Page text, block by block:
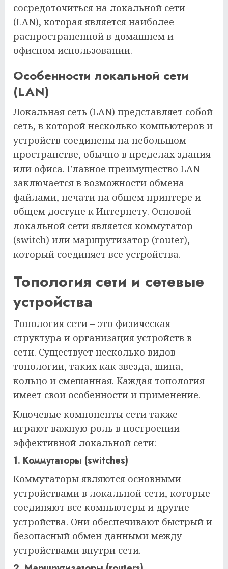
сосредоточиться на локальной сети
(LAN), которая является наиболее
распространенной в домашнем и
офисном использовании.
Особенности локальной сети
(LAN)
Локальная сеть (LAN) представляет собой
сеть, в которой несколько компьютеров и
устройств соединены на небольшом
пространстве, обычно в пределах здания
или офиса. Главное преимущество LAN
заключается в возможности обмена
файлами, печати на общем принтере и
общем доступе к Интернету. Основой
локальной сети является коммутатор
(switch) или маршрутизатор (router),
который соединяет все устройства.
Топология сети и сетевые
устройства
Топология сети – это физическая
структура и организация устройств в
сети. Существует несколько видов
топологии, таких как звезда, шина,
кольцо и смешанная. Каждая топология
имеет свои особенности и применение.
Ключевые компоненты сети также
играют важную роль в построении
эффективной локальной сети:
1. Коммутаторы (switches)
Коммутаторы являются основными
устройствами в локальной сети, которые
соединяют все компьютеры и другие
устройства. Они обеспечивают быстрый и
безопасный обмен данными между
устройствами внутри сети.